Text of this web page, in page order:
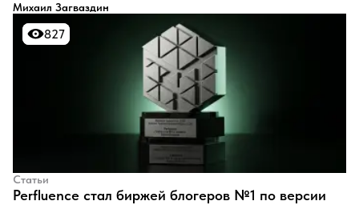
Михаил Загваздин
827
827
Статьи
Perfluence стал биржей блогеров №1 по версии